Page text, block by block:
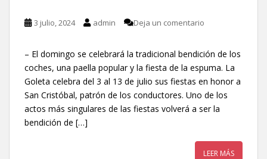
3 julio, 2024 admin Deja un comentario
– El domingo se celebrará la tradicional bendición de los
coches, una paella popular y la fiesta de la espuma. La
Goleta celebra del 3 al 13 de julio sus fiestas en honor a
San Cristóbal, patrón de los conductores. Uno de los
actos más singulares de las fiestas volverá a ser la
bendición de […]
LEER MÁS